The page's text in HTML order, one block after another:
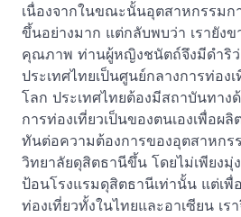
เนื่องจากในขณะนั้นอุตสาหกรรมก
ขึ้นอย่างมาก แต่กลับพบว่า เรายัง
คุณภาพ ท่านผู้หญิงชนัตถ์จึงมีดำริว่
ประเทศไทยเป็นศูนย์กลางการท่อง
โลก ประเทศไทยต้องมีสถาบันทาง
การท่องเที่ยวเป็นของตนเองเพื่อ
ทันต่อความต้องการของอุตสาหกร
วิทยาลัยดุสิตธานีขึ้น โดยไม่เพียงมุ่
ป้อนโรงแรมดุสิตธานีเท่านั้น แต่เ
ท่องเที่ยวทั้งในไทยและอาเซียน เร